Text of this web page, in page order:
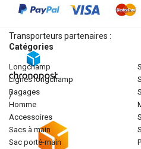
Transporteurs partenaires :
/
Catégories
longchamp
lignes longchamp
bagages
homme
accessoires
sacs à main
sac porté-main